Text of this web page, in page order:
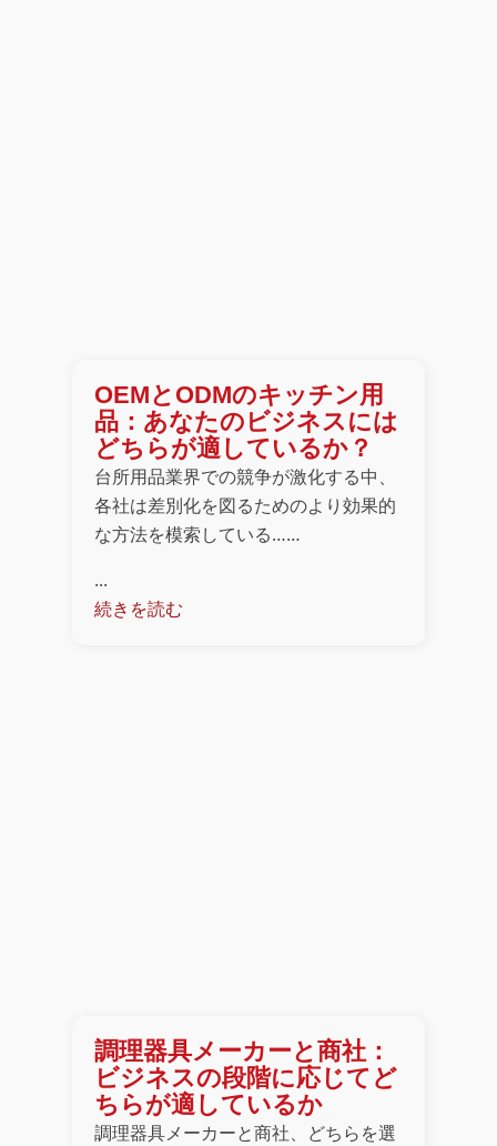
OEMとODMのキッチン用
品：あなたのビジネスには
どちらが適しているか？
台所用品業界での競争が激化する中、
各社は差別化を図るためのより効果的
な方法を模索している……
...
続きを読む
調理器具メーカーと商社：
ビジネスの段階に応じてど
ちらが適しているか
調理器具メーカーと商社、どちらを選